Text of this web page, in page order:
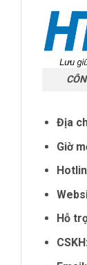
Địa
Giờ
Hỗ
CSKH: